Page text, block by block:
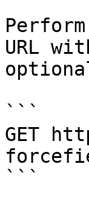
URL
```
GET
```